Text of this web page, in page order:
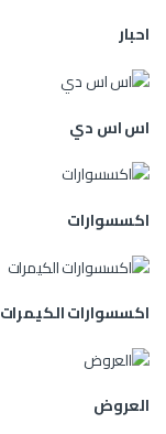
احبار
اس اس دي
اكسسوارات
اكسسوارات الكيمرات
العروض